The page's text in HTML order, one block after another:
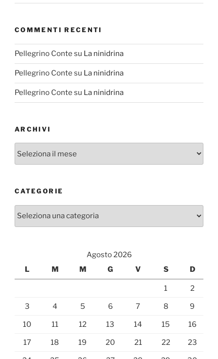
COMMENTI RECENTI
Pellegrino Conte su La ninidrina
Pellegrino Conte su La ninidrina
Pellegrino Conte su La ninidrina
ARCHIVI
CATEGORIE
Categorie
Agosto 2026
L
M M G V S D
1 2
3 4 5 6 7 8 9
10 11 12 13 14 15 16
17 18 19 20 21 22 23